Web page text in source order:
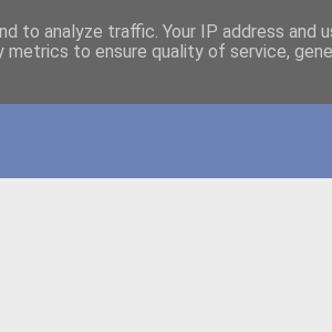
to analyze traffic. Your IP address and
to ensure quality of service,